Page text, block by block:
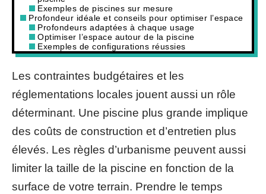
Exemples de piscines sur mesure
Profondeur idéale et conseils pour optimiser l’espace
Profondeurs adaptées à chaque usage
Optimiser l’espace autour de la piscine
Exemples de configurations réussies
Les contraintes budgétaires et les
réglementations locales jouent aussi un rôle
déterminant. Une piscine plus grande implique
des coûts de construction et d’entretien plus
élevés. Les règles d’urbanisme peuvent aussi
limiter la taille de la piscine en fonction de la
surface de votre terrain. Prendre le temps